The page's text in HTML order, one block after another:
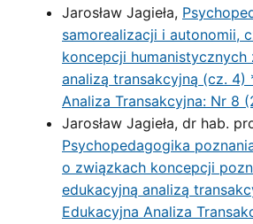
Jarosław Jagieła,
samorealizacji i autonomii,
koncepcji humanistycznych
analizą transakcyjną (cz. 4)
Analiza Transakcyjna: Nr 8
Jarosław Jagieła, dr hab.
Psychopedagogika
o związkach koncepcji
edukacyjną analizą
Edukacyjna Analiza